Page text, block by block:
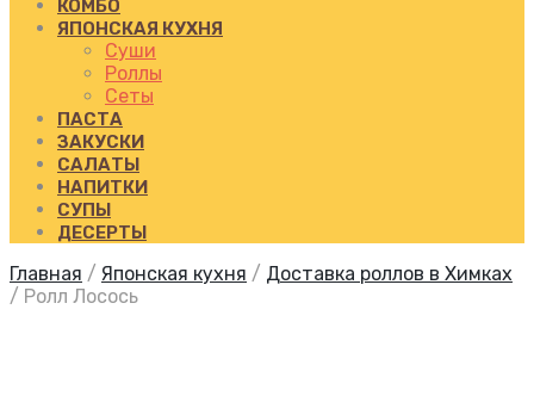
КОМБО
ЯПОНСКАЯ КУХНЯ
Суши
Роллы
Сеты
ПАСТА
ЗАКУСКИ
САЛАТЫ
НАПИТКИ
СУПЫ
ДЕСЕРТЫ
Главная / Японская кухня / Доставка роллов в Химках
/ Ролл Лосось